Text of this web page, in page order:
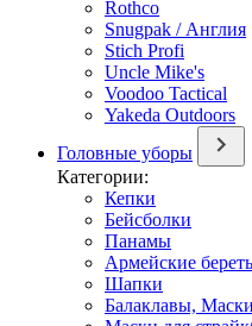
Rothco
Snugpak / Англия
Stich Profi
Uncle Mike's
Voodoo Tactical
Yakeda Outdoors
Головные уборы
Категории:
Кепки
Бейсболки
Панамы
Армейские
Шапки
Балаклавы,